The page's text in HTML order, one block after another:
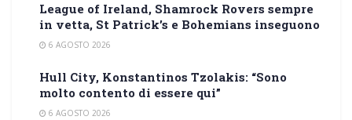
League of Ireland, Shamrock Rovers sempre
in vetta, St Patrick’s e Bohemians inseguono
6 AGOSTO 2026
Hull City, Konstantinos Tzolakis: “Sono
molto contento di essere qui”
6 AGOSTO 2026